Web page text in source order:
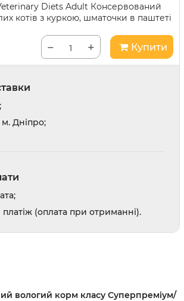
Diets Adult Консервований
котів з куркою, шматочки в паштеті
− + Купити
Дніпро;
(оплата при отриманні).
вологий корм класу Суперпреміум/